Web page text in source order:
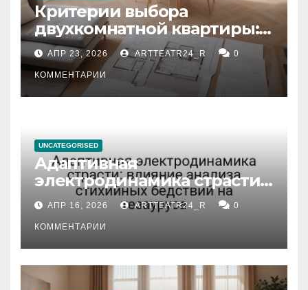
Критерии выбора
двухкомнатной квартиры:
планировка, площадь,
состояние и документация
АПР 23, 2026 ARTTEATR24_R 0
КОММЕНТАРИИ
UNCATEGORISED
Адаптивная
электродинамика страсти:
влияние анализа
стихийных бедствий на
тезауруса
АПР 16, 2026 ARTTEATR24_R 0
КОММЕНТАРИИ